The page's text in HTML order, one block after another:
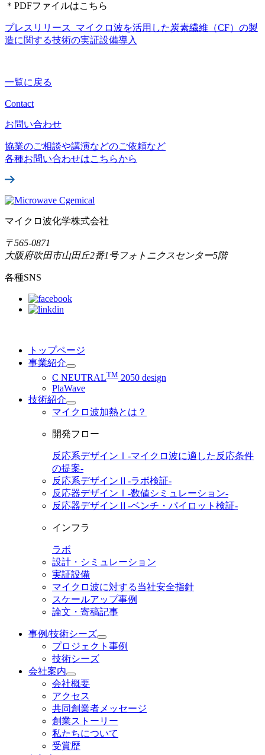
＊PDFファイルはこちら
プレスリリース_マイクロ波を活用した炭素繊維（CF）の製
造に関する技術の実証設備導入
一覧に戻る
Contact
お問い合わせ
協業のご相談や講演などのご依頼など
各種お問い合わせはこちらから
マイクロ波化学株式会社
〒565-0871
大阪府吹田市山田丘2番1号フォトニクスセンター5階
各種SNS
トップページ
事業紹介
C NEUTRALTM 2050 design
PlaWave
技術紹介
マイクロ波加熱とは？
開発フロー
反応系デザインⅠ -マイクロ波に適した反応条件
の提案-
反応系デザインⅡ -ラボ検証-
反応器デザインⅠ -数値シミュレーション-
反応器デザインⅡ -ベンチ・パイロット検証-
インフラ
ラボ
設計・シミュレーション
実証設備
マイクロ波に対する当社安全指針
スケールアップ事例
論文・寄稿記事
事例/技術シーズ
プロジェクト事例
技術シーズ
会社案内
会社概要
アクセス
共同創業者メッセージ
創業ストーリー
私たちについて
受賞歴